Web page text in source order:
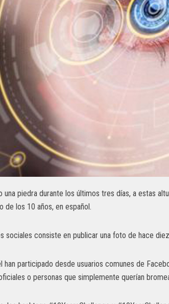
piedra durante los últimos tres días, a estas
de los 10 años, en español.
sociales consiste en publicar una foto de hace
participado desde usuarios comunes de
o personas que simplemente querían